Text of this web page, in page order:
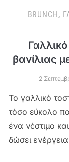
BRUNCH,
βανίλιας
2
Το γαλλικό
τόσο εύκολο
ένα νόστιμο
δώσει